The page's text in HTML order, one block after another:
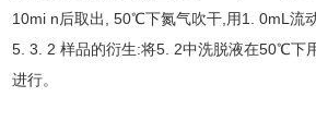
10mi n后取出, 50℃下氮气吹干,用1. 0mL流
5. 3. 2 样品的衍生:将5. 2中洗脱液在50℃下
进行。